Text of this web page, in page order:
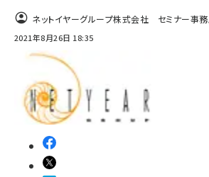
ネットイヤーグループ株式会社 セミナー事
2021年8月26日 18:35